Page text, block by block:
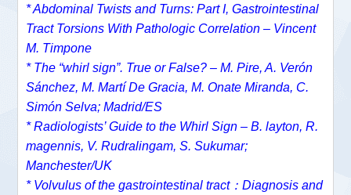
* Abdominal Twists and Turns: Part I, Gastrointestinal
Tract Torsions With Pathologic Correlation – Vincent
M. Timpone
* The “whirl sign”. True or False? – M. Pire, A. Verón
Sánchez, M. Martí De Gracia, M. Onate Miranda, C.
Simón Selva; Madrid/ES
* Radiologists’ Guide to the Whirl Sign – B. layton, R.
magennis, V. Rudralingam, S. Sukumar;
Manchester/UK
* Volvulus of the gastrointestinal tract：Diagnosis and